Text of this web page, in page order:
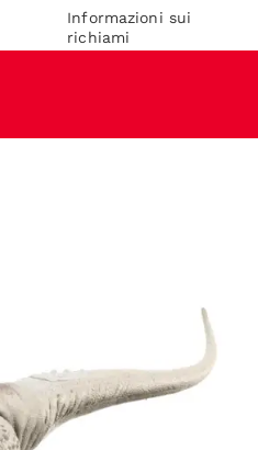
Informazioni sui
richiami